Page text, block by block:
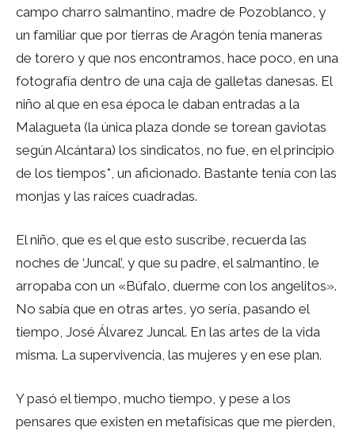
campo charro salmantino, madre de Pozoblanco, y
un familiar que por tierras de Aragón tenía maneras
de torero y que nos encontramos, hace poco, en una
fotografía dentro de una caja de galletas danesas. El
niño al que en esa época le daban entradas a la
Malagueta (la única plaza donde se torean gaviotas
según Alcántara) los sindicatos, no fue, en el principio
de los tiempos*, un aficionado. Bastante tenía con las
monjas y las raíces cuadradas.
El niño, que es el que esto suscribe, recuerda las
noches de ‘Juncal’, y que su padre, el salmantino, le
arropaba con un «Búfalo, duerme con los angelitos».
No sabía que en otras artes, yo sería, pasando el
tiempo, José Álvarez Juncal. En las artes de la vida
misma. La supervivencia, las mujeres y en ese plan.
Y pasó el tiempo, mucho tiempo, y pese a los
pensares que existen en metafísicas que me pierden,